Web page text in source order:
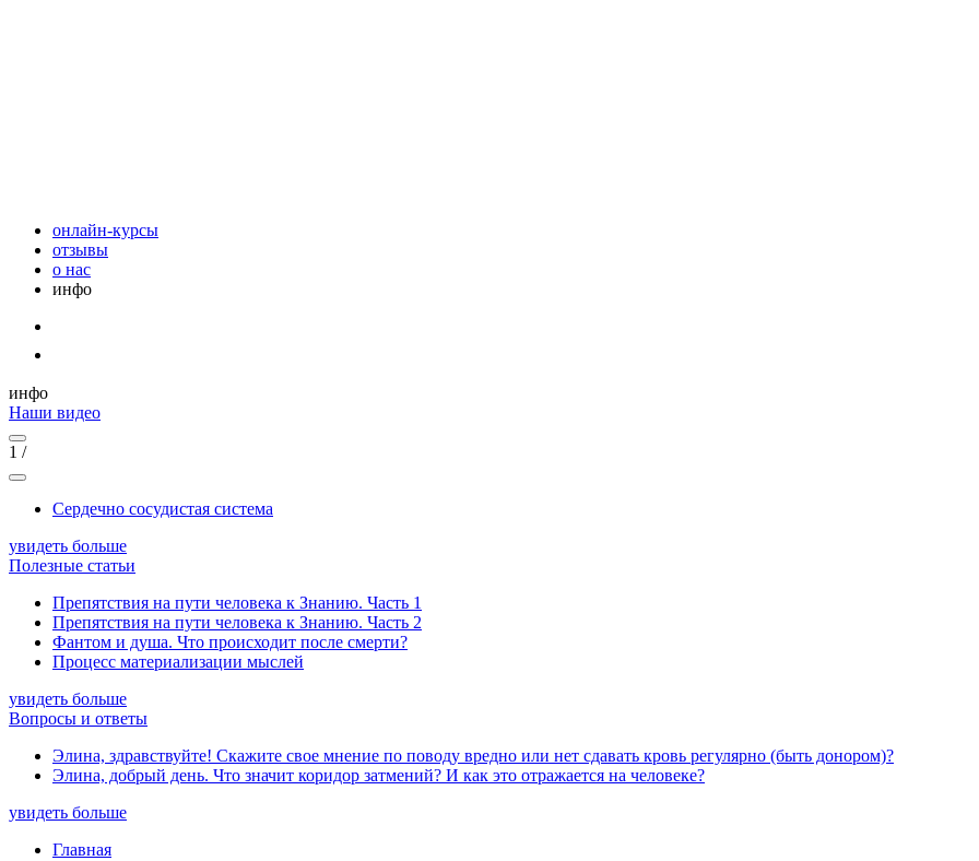
онлайн-курсы
отзывы
о нас
инфо
инфо
Наши видео
1 /
Сердечно сосудистая система
увидеть больше
Полезные статьи
Препятствия на пути человека к Знанию. Часть 1
Препятствия на пути человека к Знанию. Часть 2
Фантом и душа. Что происходит после смерти?
Процесс материализации мыслей
увидеть больше
Вопросы и ответы
Элина, здравствуйте! Скажите свое мнение по поводу вредно или нет сдавать кровь регулярно (быть донором)?
Элина, добрый день. Что значит коридор затмений? И как это отражается на человеке?
увидеть больше
Главная